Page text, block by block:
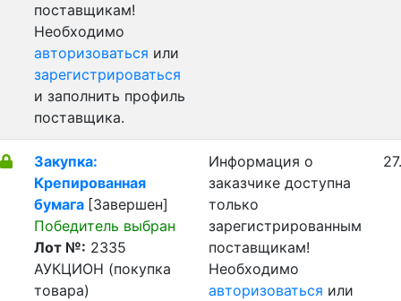
поставщикам!
Необходимо
авторизоваться или
зарегистрироваться
и заполнить профиль
поставщика.
Закупка:
Крепированная
бумага [Завершен]
Победитель выбран
Лот №: 2335
АУКЦИОН (покупка
товара)
Информация о
заказчике доступна
только
зарегистрированным
поставщикам!
Необходимо
авторизоваться или